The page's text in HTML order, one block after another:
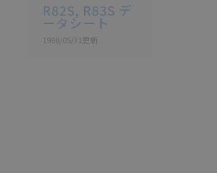
R82S, R83S デ
ータシート
1988/05/31更新